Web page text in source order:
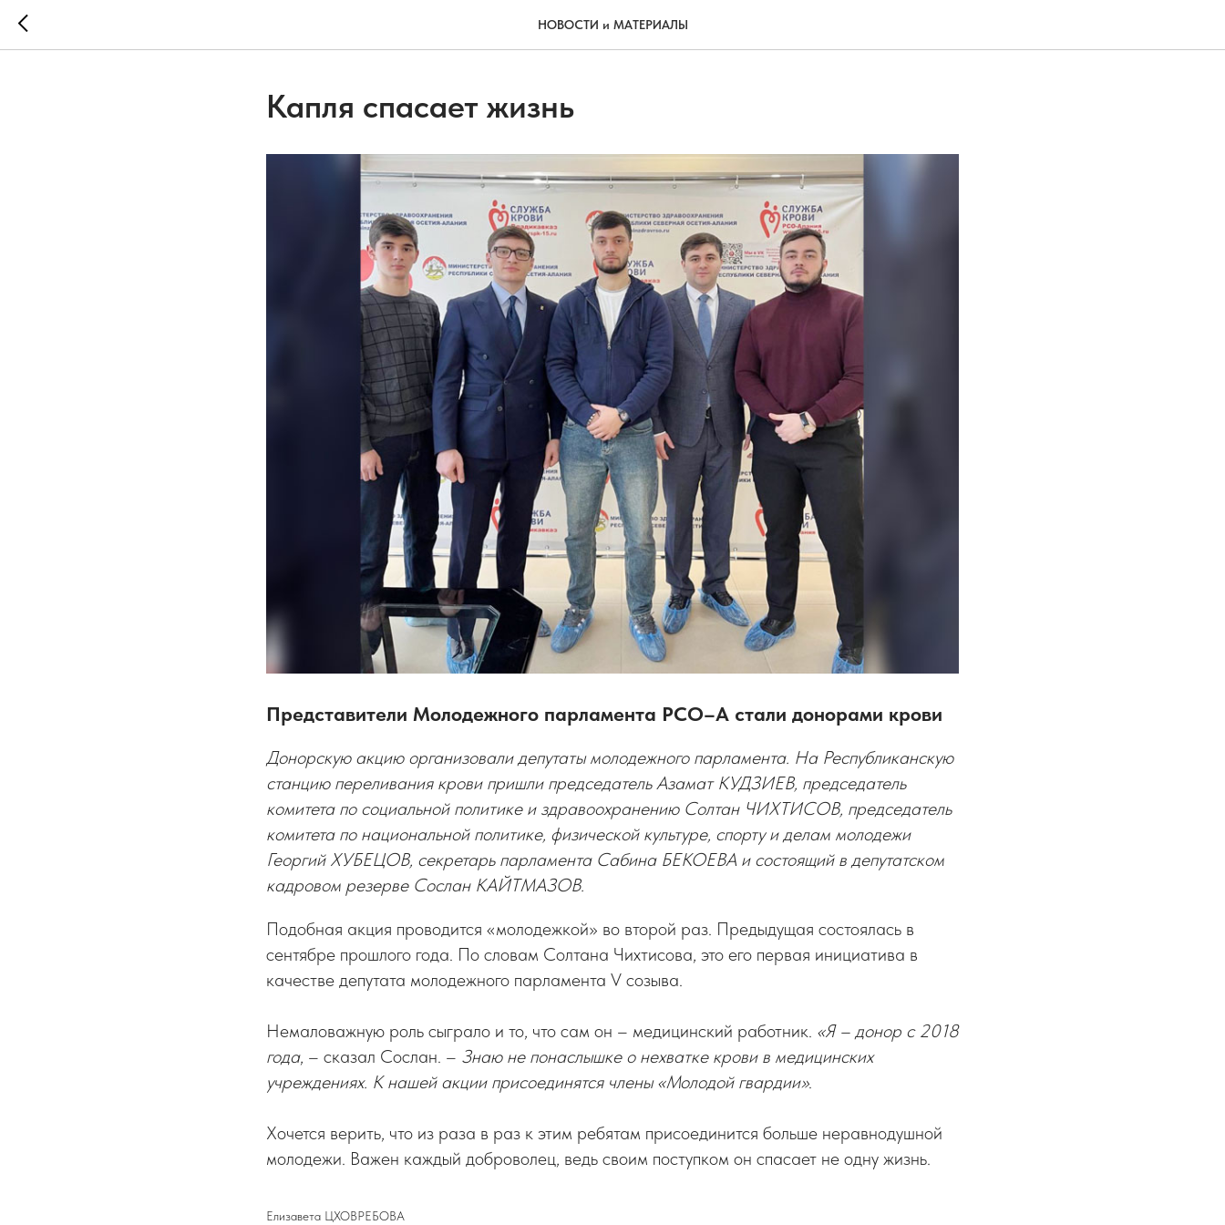
НОВОСТИ и МАТЕРИАЛЫ
Капля спасает жизнь
Представители Молодежного парламента РСО–А стали донорами крови
Донорскую акцию организовали депутаты молодежного парламента. На Республиканскую
станцию переливания крови пришли председатель Азамат КУДЗИЕВ, председатель
комитета по социальной политике и здравоохранению Солтан ЧИХТИСОВ, председатель
комитета по национальной политике, физической культуре, спорту и делам молодежи
Георгий ХУБЕЦОВ, секретарь парламента Сабина БЕКОЕВА и состоящий в депутатском
кадровом резерве Сослан КАЙТМАЗОВ.
Подобная акция проводится «молодежкой» во второй раз. Предыдущая состоялась в
сентябре прошлого года. По словам Солтана Чихтисова, это его первая инициатива в
качестве депутата молодежного парламента V созыва.
Немаловажную роль сыграло и то, что сам он – медицинский работник. «Я – донор с 2018
года, – сказал Сослан. – Знаю не понаслышке о нехватке крови в медицинских
учреждениях. К нашей акции присоединятся члены «Молодой гвардии».
Хочется верить, что из раза в раз к этим ребятам присоединится больше неравнодушной
молодежи. Важен каждый доброволец, ведь своим поступком он спасает не одну жизнь.
Елизавета ЦХОВРЕБОВА